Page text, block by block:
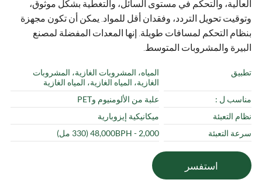
العالية، والتحكم في مستوى السائل، والتغطية بشكل موثوق،
وتوقيت تحويل التردد، وفقدان أقل للمواد. يمكن أن تكون مجهزة
بنظام التحكم لمسافات طويلة. إنها المعدات المفضلة لمصنع
البيرة والمشروبات المتوسط.
تطبيق
المياه، المشروبات الغازية، المشروبات
الغازية، المياه الغازية، المياه الغازية
مناسب ل :
علبة من الألومنيوم وPET
نظام التعبئة
ميكانيكية إيزوبارية
سرعة التعبئة
2,000 - 48,000BPH (330 مل)
استفسر